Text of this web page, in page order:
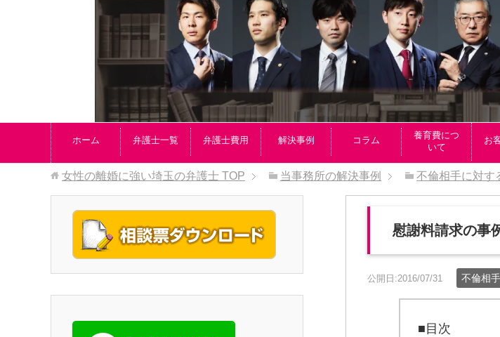
ホーム 弁護士一覧 弁護士費用 解決事例 コラム
養育費につ
いて
お
女性の離婚に強い埼玉の弁護士 TOP 当事務所の解決事例 不倫相手に対す
慰謝料請求の事
公開日:2016/07/31 不倫相
■目次